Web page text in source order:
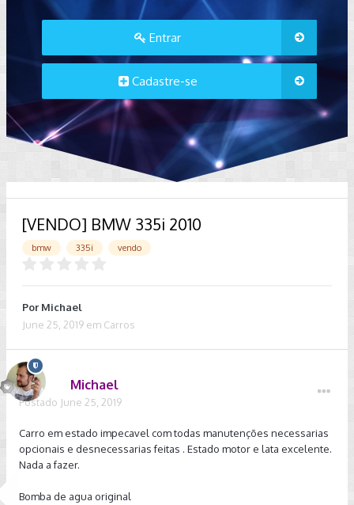
Entrar
Cadastre-se
[VENDO] BMW 335i 2010
bmw 335i vendo
Por Michael
June 25, 2019 em Carros
Michael
Postado June 25, 2019
Carro em estado impecavel com todas manutenções necessarias
opcionais e desnecessarias feitas . Estado motor e lata excelente.
Nada a fazer.
Bomba de agua original